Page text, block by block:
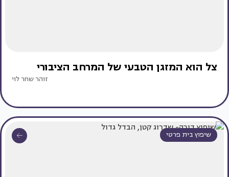
צל הוא המזגן הטבעי של המרחב הציבורי
זוהר שחר לוי
שיפוץ בית פרטי